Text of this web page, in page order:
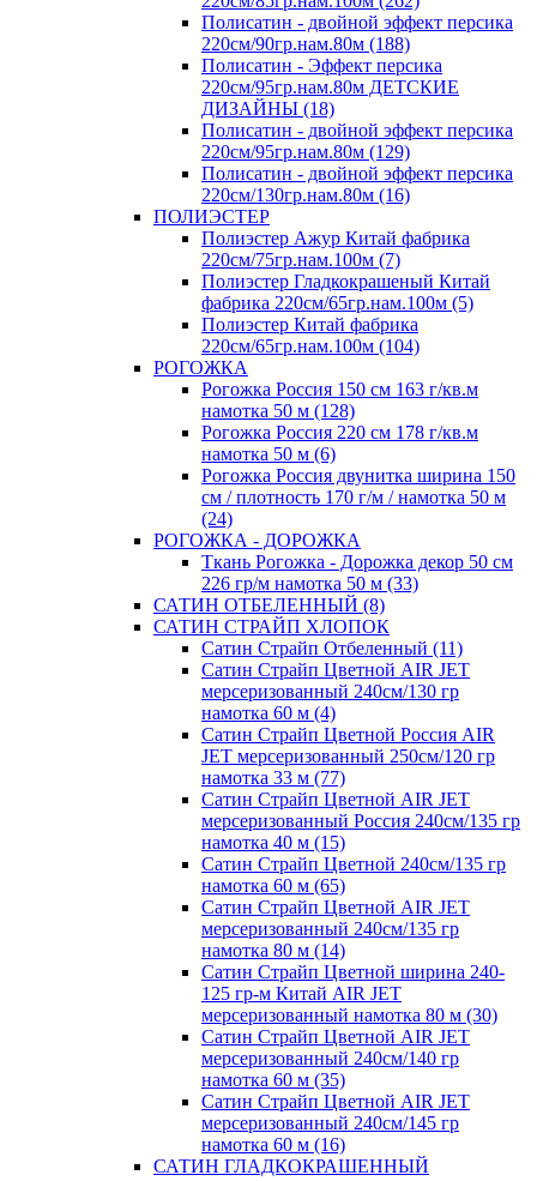
Полисатин - двойной эффект персика
220см/90гр.нам.80м (188)
Полисатин - Эффект персика
220см/95гр.нам.80м ДЕТСКИЕ
ДИЗАЙНЫ (18)
Полисатин - двойной эффект персика
220см/95гр.нам.80м (129)
Полисатин - двойной эффект персика
220см/130гр.нам.80м (16)
ПОЛИЭСТЕР
Полиэстер Ажур Китай фабрика
220см/75гр.нам.100м (7)
Полиэстер Гладкокрашеный Китай
фабрика 220см/65гр.нам.100м (5)
Полиэстер Китай фабрика
220см/65гр.нам.100м (104)
РОГОЖКА
Рогожка Россия 150 см 163 г/кв.м
намотка 50 м (128)
Рогожка Россия 220 см 178 г/кв.м
намотка 50 м (6)
Рогожка Россия двунитка ширина 150
см / плотность 170 г/м / намотка 50 м
(24)
РОГОЖКА - ДОРОЖКА
Ткань Рогожка - Дорожка декор 50 см
226 гр/м намотка 50 м (33)
САТИН ОТБЕЛЕННЫЙ (8)
САТИН СТРАЙП ХЛОПОК
Сатин Страйп Отбеленный (11)
Сатин Страйп Цветной AIR JET
мерсеризованный 240см/130 гр
намотка 60 м (4)
Сатин Страйп Цветной Россия AIR
JET мерсеризованный 250см/120 гр
намотка 33 м (77)
Сатин Страйп Цветной AIR JET
мерсеризованный Россия 240см/135 гр
намотка 40 м (15)
Сатин Страйп Цветной 240см/135 гр
намотка 60 м (65)
Сатин Страйп Цветной AIR JET
мерсеризованный 240см/135 гр
намотка 80 м (14)
Сатин Страйп Цветной ширина 240-
125 гр-м Китай AIR JET
мерсеризованный намотка 80 м (30)
Сатин Страйп Цветной AIR JET
мерсеризованный 240см/140 гр
намотка 60 м (35)
Сатин Страйп Цветной AIR JET
мерсеризованный 240см/145 гр
намотка 60 м (16)
САТИН ГЛАДКОКРАШЕННЫЙ